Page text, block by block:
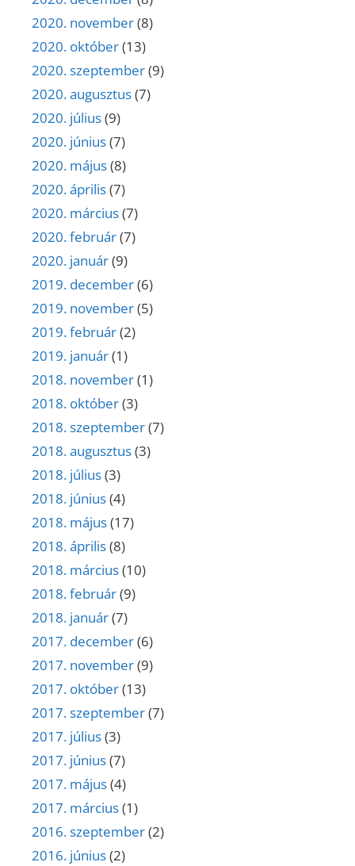
2020. november(8)
2020. október(13)
2020. szeptember(9)
2020. augusztus(7)
2020. július(9)
2020. június(7)
2020. május(8)
2020. április(7)
2020. március(7)
2020. február(7)
2020. január(9)
2019. december(6)
2019. november(5)
2019. február(2)
2019. január(1)
2018. november(1)
2018. október(3)
2018. szeptember(7)
2018. augusztus(3)
2018. július(3)
2018. június(4)
2018. május(17)
2018. április(8)
2018. március(10)
2018. február(9)
2018. január(7)
2017. december(6)
2017. november(9)
2017. október(13)
2017. szeptember(7)
2017. július(3)
2017. június(7)
2017. május(4)
2017. március(1)
2016. szeptember(2)
2016. június(2)